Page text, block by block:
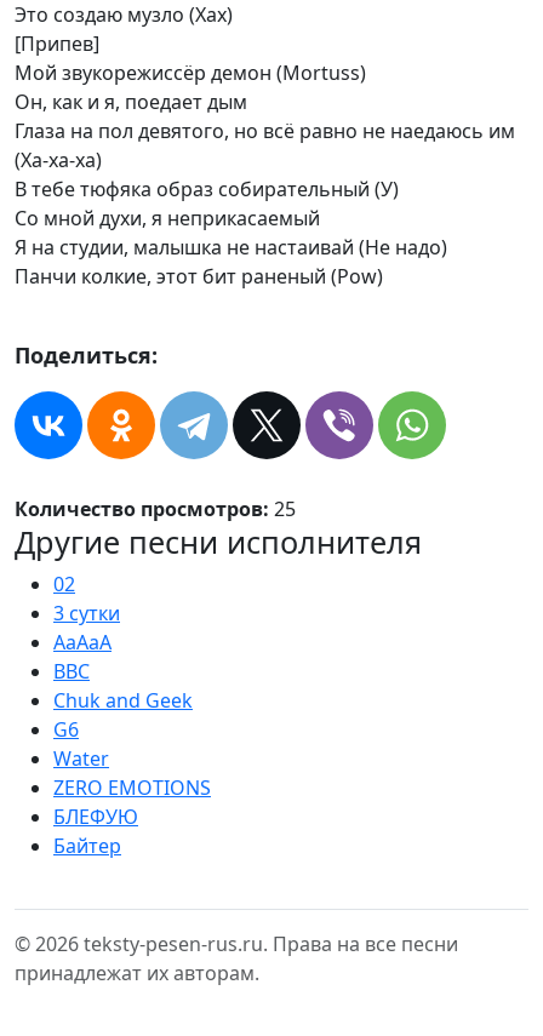
Это создаю музло (Хах)
[Припев]
Мой звукорежиссёр демон (Mortuss)
Он, как и я, поедает дым
Глаза на пол девятого, но всё равно не наедаюсь им
(Ха-ха-ха)
В тебе тюфяка образ собирательный (У)
Со мной духи, я неприкасаемый
Я на студии, малышка не настаивай (Не надо)
Панчи колкие, этот бит раненый (Pow)
Поделиться:
Количество просмотров: 25
Другие песни исполнителя
02
3 сутки
AaAaA
BBC
Chuk and Geek
G6
Water
ZERO EMOTIONS
БЛЕФУЮ
Байтер
© 2026 teksty-pesen-rus.ru. Права на все песни
принадлежат их авторам.